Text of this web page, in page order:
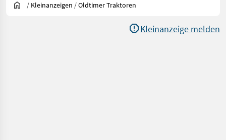
/ Kleinanzeigen /Oldtimer Traktoren
Kleinanzeige melden